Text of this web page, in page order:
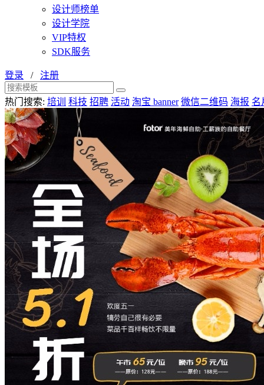
设计师榜单
设计学院
VIP特权
SDK服务
登录 / 注册
热门搜索: 培训 科技 招聘 活动 淘宝 banner 微信二维码 海报 名